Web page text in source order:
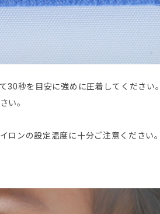
30秒を目安に強めに圧着してください。
い。
ロンの設定温度に十分ご注意ください。